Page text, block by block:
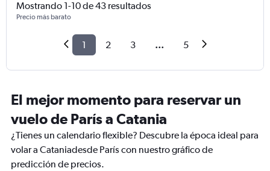
Mostrando 1-10 de 43 resultados
Precio más barato
1 2 3 ... 5
El mejor momento para reservar un
vuelo de París a Catania
¿Tienes un calendario flexible? Descubre la época ideal para
volar a Cataniadesde París con nuestro gráfico de
predicción de precios.